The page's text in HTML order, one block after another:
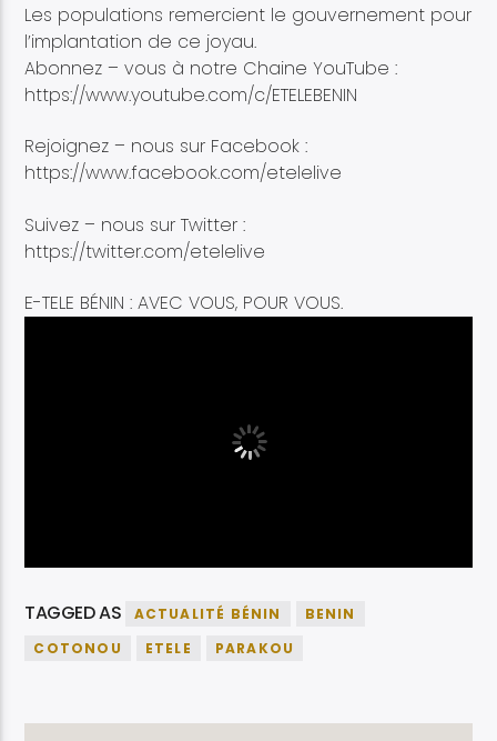
Les populations remercient le gouvernement pour
l’implantation de ce joyau.
Abonnez – vous à notre Chaine YouTube :
https://www.youtube.com/c/ETELEBENIN
Rejoignez – nous sur Facebook :
https://www.facebook.com/etelelive
Suivez – nous sur Twitter :
https://twitter.com/etelelive
E-TELE BÉNIN : AVEC VOUS, POUR VOUS.
TAGGED AS ACTUALITÉ BÉNIN
BENIN
COTONOU
ETELE PARAKOU